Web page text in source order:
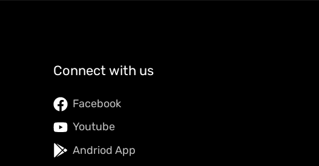
Connect with us
Facebook
Youtube
Andriod App